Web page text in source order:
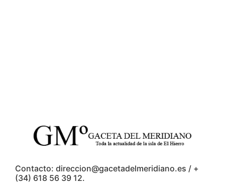
Contacto: direccion@gacetadelmeridiano.es / +
(34) 618 56 39 12.